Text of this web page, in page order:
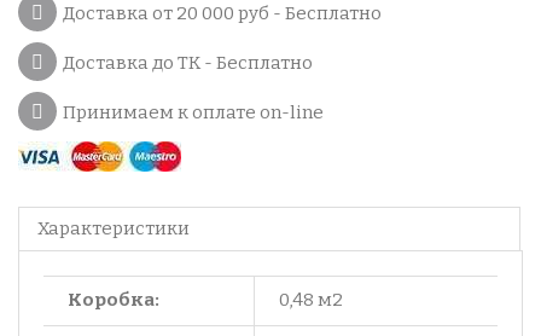
Доставка от 20 000 руб - Бесплатно
Доставка до ТК - Бесплатно
Принимаем к оплате on-line
Характеристики
Коробка: 0,48 м2